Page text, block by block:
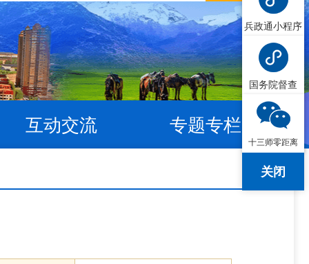
互动交流 专题专栏
兵政通小程序
国务院督查
十三师零距离
关闭